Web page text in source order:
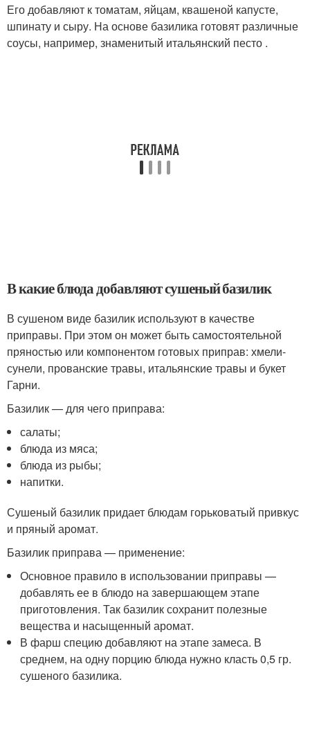
Его добавляют к томатам, яйцам, квашеной капусте,
шпинату и сыру. На основе базилика готовят различные
соусы, например, знаменитый итальянский песто .
В какие блюда добавляют сушеный базилик
В сушеном виде базилик используют в качестве
приправы. При этом он может быть самостоятельной
пряностью или компонентом готовых приправ: хмели-
сунели, прованские травы, итальянские травы и букет
Гарни.
Базилик — для чего приправа:
салаты;
блюда из мяса;
блюда из рыбы;
напитки.
Сушеный базилик придает блюдам горьковатый привкус
и пряный аромат.
Базилик приправа — применение:
Основное правило в использовании приправы —
добавлять ее в блюдо на завершающем этапе
приготовления. Так базилик сохранит полезные
вещества и насыщенный аромат.
В фарш специю добавляют на этапе замеса. В
среднем, на одну порцию блюда нужно класть 0,5 гр.
сушеного базилика.